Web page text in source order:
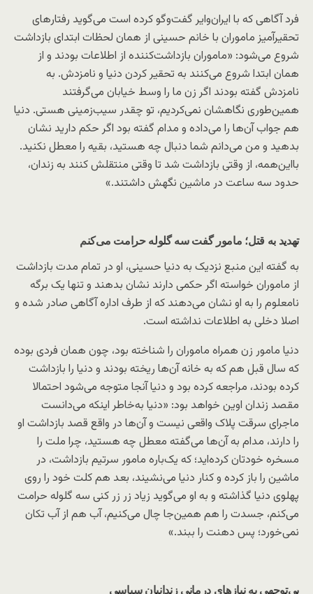
فرد آگاهی که با ایران‌وایر گفت‌وگو کرده است می‌گوید رفتارهای
تحقیرآمیز ماموران با خانم حسینی از همان لحظات ابتدای بازداشت
شروع می‌شود: «ماموران بازداشت‌کننده از اطلاعات بودند و از
همان ابتدا شروع می‌کنند به تحقیر کردن دنیا و نامزدش. به
نامزدش گفته بودند اگر زن ما را وسط خیابان می‌گرفتند
همین‌طوری نگاهشان نمی‌کردیم، تو چقدر سیب‌زمینی هستی. دنیا
هم جواب آن‌ها را می‌داده و مدام گفته بود اگر حکم دارید نشان
بدهید و من می‌دانم شما دنبال چه هستید، بقیه را معطل نکنید.
با‌این‌همه، از وقتی بازداشت شد تا وقتی منتقلش کنند به زندان،
حدود سه ساعت در ماشین نگهش داشتند.»
تهدید به قتل؛ مامور گفت سه گلوله حرامت می‌کنم
به گفته این منبع نزدیک به دنیا حسینی، او در تمام مدت بازداشت
از ماموران خواسته اگر حکمی دارند نشان بدهند و تنها یک برگه
نامعلوم را به او نشان می‌دهند که از طرف اداره آگاهی صادر شده و
اصلا دخلی به اطلاعات نداشته است.
دنیا مامور زن همراه ماموران را شناخته بود، چون همان فردی بوده
که سال قبل هم که به خانه آن‌ها ریخته بودند و دنیا را بازداشت
کرده بودند، مراجعه کرده بود و دنیا آنجا متوجه می‌شود احتمالا
مقصد زندان اوین خواهد بود: «دنیا به‌خاطر اینکه می‌دانست
ماجرای سرقت پلاک واقعی نیست و آن‌ها در واقع قصد بازداشت او
را دارند، مدام به آن‌ها می‌گفته معطل چه هستید، چرا ملت را
مسخره خودتان کرده‌اید؛ که یک‌باره مامور سرتیم بازداشت، در
ماشین را باز کرده و کنار دنیا می‌نشیند، بعد هم کلت خود را روی
پهلوی دنیا گذاشته و به او می‌گوید زیاد زر زر کنی سه گلوله حرامت
می‌کنم، جسدت را هم همین‌جا چال می‌کنیم، آب هم از آب تکان
نمی‌خورد؛ پس دهنت را ببند.»
بی‌توجهی به نیازهای درمانی زندانیان سیاسی